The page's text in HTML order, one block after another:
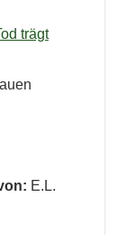
trägt
E.L.